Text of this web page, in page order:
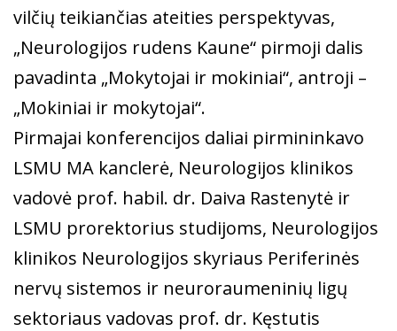
vilčių teikiančias ateities perspektyvas,
„Neurologijos rudens Kaune“ pirmoji dalis
pavadinta „Mokytojai ir mokiniai“, antroji –
„Mokiniai ir mokytojai“.
Pirmajai konferencijos daliai pirmininkavo
LSMU MA kanclerė, Neurologijos klinikos
vadovė prof. habil. dr. Daiva Rastenytė ir
LSMU prorektorius studijoms, Neurologijos
klinikos Neurologijos skyriaus Periferinės
nervų sistemos ir neuroraumeninių ligų
sektoriaus vadovas prof. dr. Kęstutis